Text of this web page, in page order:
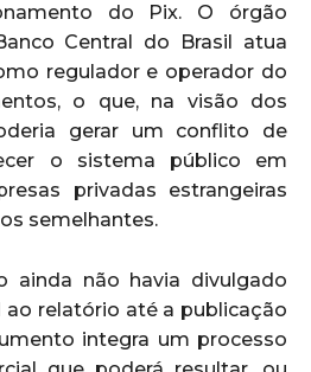
do Pix. O órgão
Central do Brasil atua
regulador e operador do
o que, na visão dos
gerar um conflito de
o sistema público em
privadas estrangeiras
semelhantes.
ainda não havia divulgado
relatório até a publicação
integra um processo